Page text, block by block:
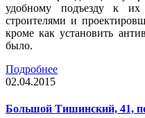
удобному подъезду к
строителями и
кроме как установить
было.
Подробнее
02.04.2015
Большой Тишинский, 41,